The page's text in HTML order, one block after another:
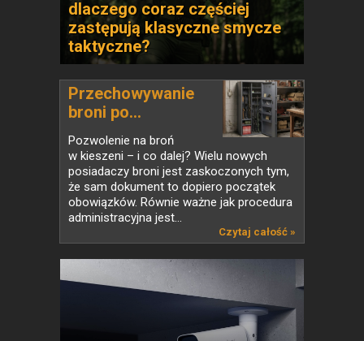
dlaczego coraz częściej
zastępują klasyczne smycze
taktyczne?
Przechowywanie
broni po...
Pozwolenie na broń
w kieszeni – i co dalej? Wielu nowych
posiadaczy broni jest zaskoczonych tym,
że sam dokument to dopiero początek
obowiązków. Równie ważne jak procedura
administracyjna jest...
Czytaj całość »